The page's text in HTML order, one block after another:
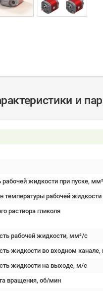
и
рабочей жидкости при пуске,
температуры рабочей жидкости
раствора гликоля
рабочей жидкости, мм²/c
жидкости во входном
жидкости на выходе, м/с
вращения, об/мин